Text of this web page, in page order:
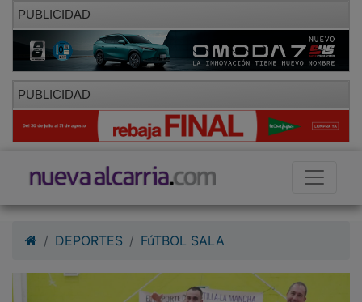
PUBLICIDAD
PUBLICIDAD